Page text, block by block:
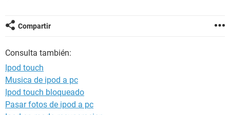
Compartir
Consulta también:
Ipod touch
Musica de ipod a pc
Ipod touch bloqueado
Pasar fotos de ipod a pc